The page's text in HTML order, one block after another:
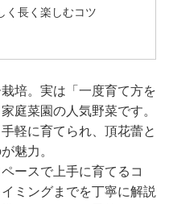
く長く楽しむコツ
培。実は「一度育て方を
庭菜園の人気野菜です。
軽に育てられ、頂花蕾と
魅力。
ースで上手に育てるコ
ミングまでを丁寧に解説